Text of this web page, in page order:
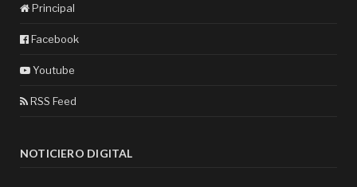
Principal
Facebook
Youtube
RSS Feed
NOTICIERO DIGITAL